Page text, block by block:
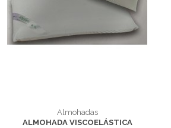
Almohadas
ALMOHADA VISCOELÁSTICA